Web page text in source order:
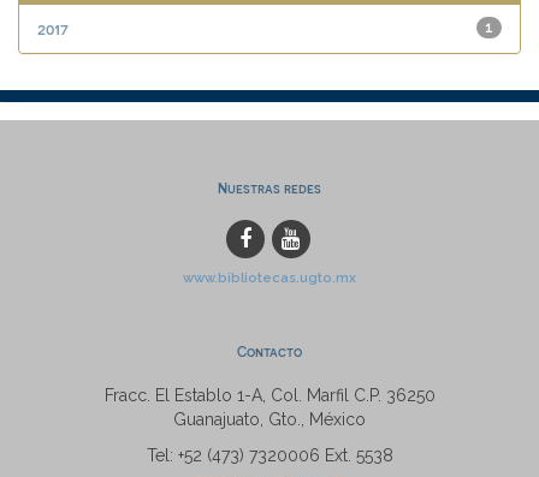
1
2017
Nuestras redes
www.bibliotecas.ugto.mx
Contacto
Fracc. El Establo 1-A, Col. Marfil C.P. 36250
Guanajuato, Gto., México
Tel: +52 (473) 7320006 Ext. 5538